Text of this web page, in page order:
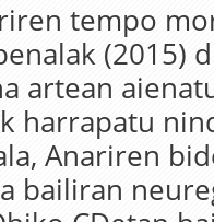
tempo
(2015)
artean
harrapatu
Anariren
bailiran